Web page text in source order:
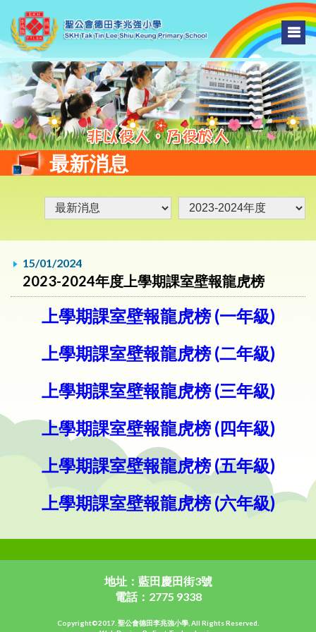
最新消息
15/01/2024
2023-2024年度上學期課室壁報龍虎榜
上學期課室壁報龍虎榜 (一年級)
上學期課室壁報龍虎榜 (二年級)
上學期課室壁報龍虎榜 (三年級)
上學期課室壁報龍虎榜 (四年級)
上學期課室壁報龍虎榜 (五年級)
上學期課室壁報龍虎榜 (六年級)
地址：藍田慶田街3號
電話：2775 9338
Copyright©2017. 聖公會德田李兆強小學, All Rights Reserved.